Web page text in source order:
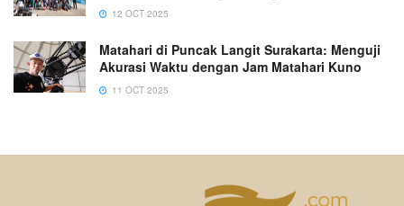
12 OCT 2025
Matahari di Puncak Langit Surakarta: Menguji
Akurasi Waktu dengan Jam Matahari Kuno
11 OCT 2025